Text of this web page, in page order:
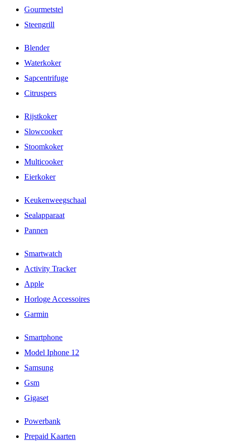
Gourmetstel
Steengrill
Blender
Waterkoker
Sapcentrifuge
Citruspers
Rijstkoker
Slowcooker
Stoomkoker
Multicooker
Eierkoker
Keukenweegschaal
Sealapparaat
Pannen
Smartwatch
Activity Tracker
Apple
Horloge Accessoires
Garmin
Smartphone
Model Iphone 12
Samsung
Gsm
Gigaset
Powerbank
Prepaid Kaarten